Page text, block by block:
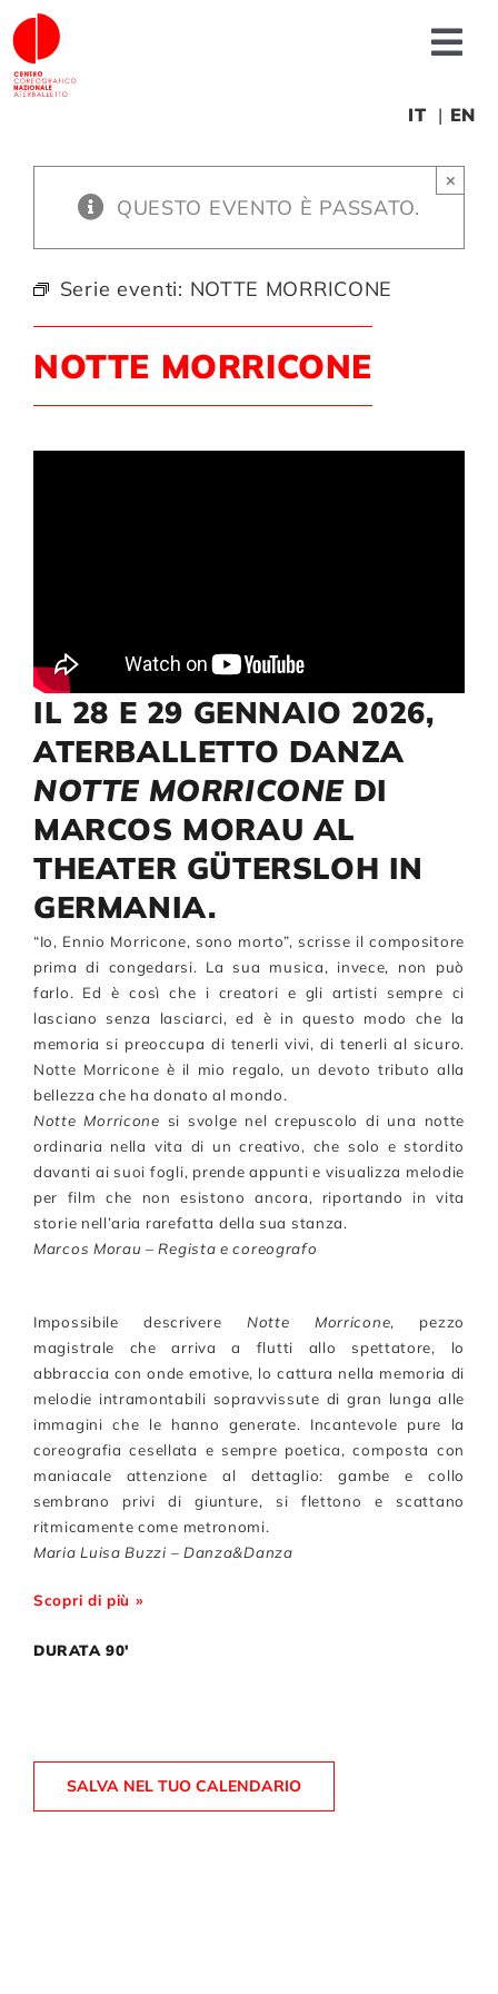
Salta
al
contenuto
Fonderia
Calendario
IT EN
QUESTO EVENTO È PASSATO.
×
Serie eventi: NOTTE MORRICONE
NOTTE MORRICONE
IL 28 E 29 GENNAIO 2026,
ATERBALLETTO DANZA
NOTTEMORRICONE DI
MARCOS MORAU AL
THEATER GÜTERSLOH IN
GERMANIA.
“Io, Ennio Morricone, sono morto”, scrisse il compositore
prima di congedarsi. La sua musica, invece, non può
farlo. Ed è così che i creatori e gli artisti sempre ci
lasciano senza lasciarci, ed è in questo modo che la
memoria si preoccupa di tenerli vivi, di tenerli al sicuro.
Notte Morricone è il mio regalo, un devoto tributo alla
bellezza che ha donato al mondo.
Notte Morricone si svolge nel crepuscolo di una notte
ordinaria nella vita di un creativo, che solo e stordito
davanti ai suoi fogli, prende appunti e visualizza melodie
per film che non esistono ancora, riportando in vita
storie nell’aria rarefatta della sua stanza.
Marcos Morau – Regista e coreografo
Impossibile descrivere Notte Morricone, pezzo
magistrale che arriva a flutti allo spettatore, lo
abbraccia con onde emotive, lo cattura nella memoria di
melodie intramontabili sopravvissute di gran lunga alle
immagini che le hanno generate. Incantevole pure la
coreografia cesellata e sempre poetica, composta con
maniacale attenzione al dettaglio: gambe e collo
sembrano privi di giunture, si flettono e scattano
ritmicamente come metronomi.
Maria Luisa Buzzi – Danza&Danza
Scopri di più »
DURATA 90′
SALVA NEL TUO CALENDARIO